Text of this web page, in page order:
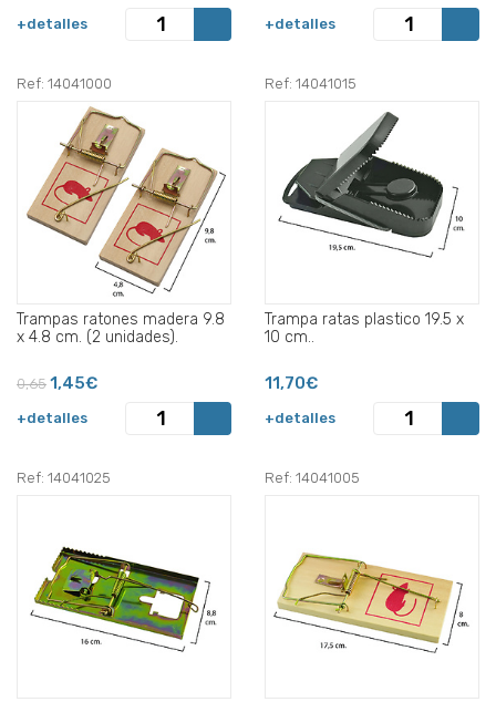
+detalles +detalles
Ref: 14041000
Trampas ratones madera 9.8
x 4.8 cm. (2 unidades).
0,65 1,45€
+detalles
Ref: 14041015
Trampa ratas plastico 19.5 x
10 cm..
11,70€
+detalles
Ref: 14041025 Ref: 14041005